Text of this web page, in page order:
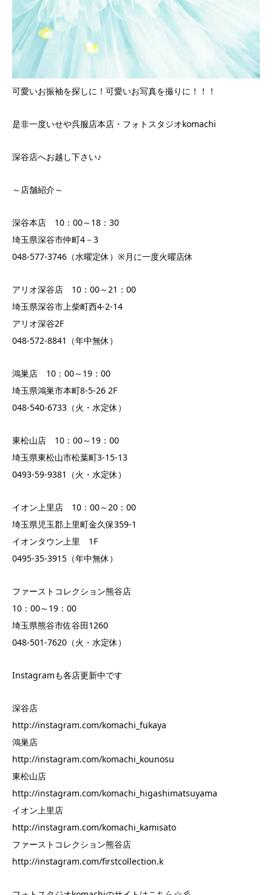
可愛いお振袖を探しに！可愛いお写真を撮りに！！！
是非一度いせや呉服店本店・フォトスタジオkomachi
深谷店へお越し下さい♪
～店舗紹介～
深谷本店 10：00～18：30
埼玉県深谷市仲町4－3
048-577-3746（水曜定休）※月に一度火曜店休
アリオ深谷店 10：00～21：00
埼玉県深谷市上柴町西4-2-14
アリオ深谷2F
048-572-8841（年中無休）
鴻巣店 10：00～19：00
埼玉県鴻巣市本町8-5-26 2F
048-540-6733（火・水定休）
東松山店 10：00～19：00
埼玉県東松山市松葉町3-15-13
0493-59-9381（火・水定休）
イオン上里店 10：00～20：00
埼玉県児玉郡上里町金久保359-1
イオンタウン上里 1F
0495-35-3915（年中無休）
ファーストコレクション熊谷店
10：00～19：00
埼玉県熊谷市佐谷田1260
048-501-7620（火・水定休）
Instagramも各店更新中です
深谷店
http://instagram.com/komachi_fukaya
鴻巣店
http://instagram.com/komachi_kounosu
東松山店
http://instagram.com/komachi_higashimatsuyama
イオン上里店
http://instagram.com/komachi_kamisato
ファーストコレクション熊谷店
http://instagram.com/firstcollection.k